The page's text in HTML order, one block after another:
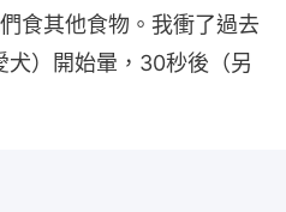
食其他食物。我衝了過去
）開始暈，30秒後（另